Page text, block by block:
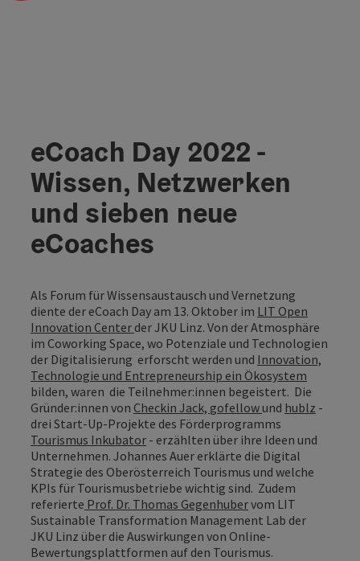
eCoach Day 2022 -
Wissen, Netzwerken
und sieben neue
eCoaches
Als Forum für Wissensaustausch und Vernetzung
diente der eCoach Day am 13. Oktober im LIT Open
Innovation Center der JKU Linz. Von der Atmosphäre
im Coworking Space, wo Potenziale und Technologien
der Digitalisierung erforscht werden und Innovation,
Technologie und Entrepreneurship ein Ökosystem
bilden, waren die Teilnehmer:innen begeistert. Die
Gründer:innen von Checkin Jack, gofellowund hublz -
drei Start-Up-Projekte des Förderprogramms
Tourismus Inkubator - erzählten über ihre Ideen und
Unternehmen. Johannes Auer erklärte die Digital
Strategie des Oberösterreich Tourismus und welche
KPIs für Tourismusbetriebe wichtig sind. Zudem
referierte Prof. Dr. Thomas Gegenhubervom LIT
Sustainable Transformation Management Lab der
JKU Linz über die Auswirkungen von Online-
Bewertungsplattformen auf den Tourismus.